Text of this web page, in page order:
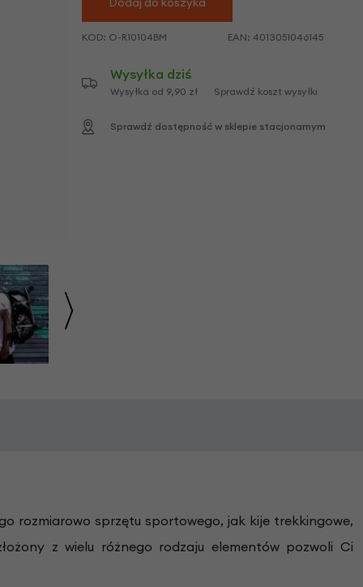
KOD: O-R10104BM EAN: 4013051046145
Wysyłka dziś
Wysyłka od 9,90 zł Sprawdź koszt wysyłki
Sprawdź dostępność w sklepie stacjonarnym
rozmiarowo sprzętu sportowego, jak kije trekkingowe,
z wielu różnego rodzaju elementów pozwoli Ci